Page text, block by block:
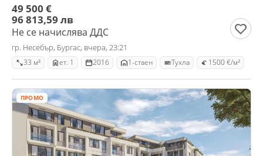
49 500 €
96 813,59 лв
Не се начислява ДДС
гр. Несебър, Бургас, вчера, 23:21
33 м² ет. 1 2016 1-стаен Тухла 1500 €/м²
ПРОМО